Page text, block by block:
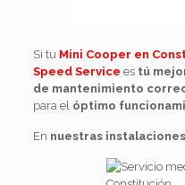
Si tuMini Cooper en
Speed Service es tú
de mantenimiento
para el óptimo
En nuestras instalaciones